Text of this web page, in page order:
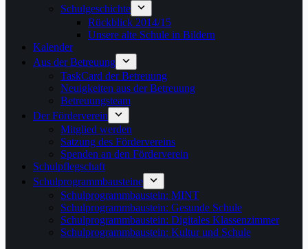
Schulgeschichte
Rückblick 2014/15
Unsere alte Schule in Bildern
Kalender
Aus der Betreuung
TaskCard der Betreuung
Neuigkeiten aus der Betreuung
Betreuungsteam
Der Förderverein
Mitglied werden
Satzung des Fördervereins
Spenden an den Förderverein
Schulpflegschaft
Schulprogrammbausteine
Schulprogrammbaustein: MINT
Schulprogrammbaustein: Gesunde Schule
Schulprogrammbaustein: Digitales Klassenzimmer
Schulprogrammbaustein: Kultur und Schule